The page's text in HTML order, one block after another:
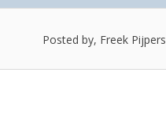
Posted by, Freek Pijpers